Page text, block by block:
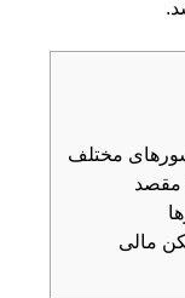
مختلف
مالی